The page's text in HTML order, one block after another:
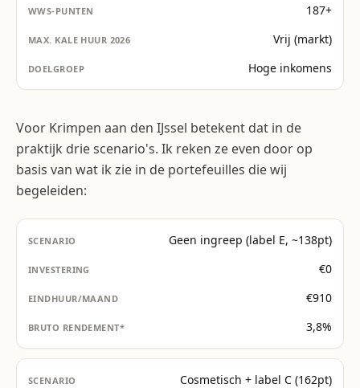
187+
Vrij (markt)
Hoge inkomens
Voor Krimpen aan den IJssel betekent dat in de
praktijk drie scenario's. Ik reken ze even door op
basis van wat ik zie in de portefeuilles die wij
begeleiden:
Geen ingreep (label E, ~138pt)
€0
€910
3,8%
Cosmetisch + label C (162pt)